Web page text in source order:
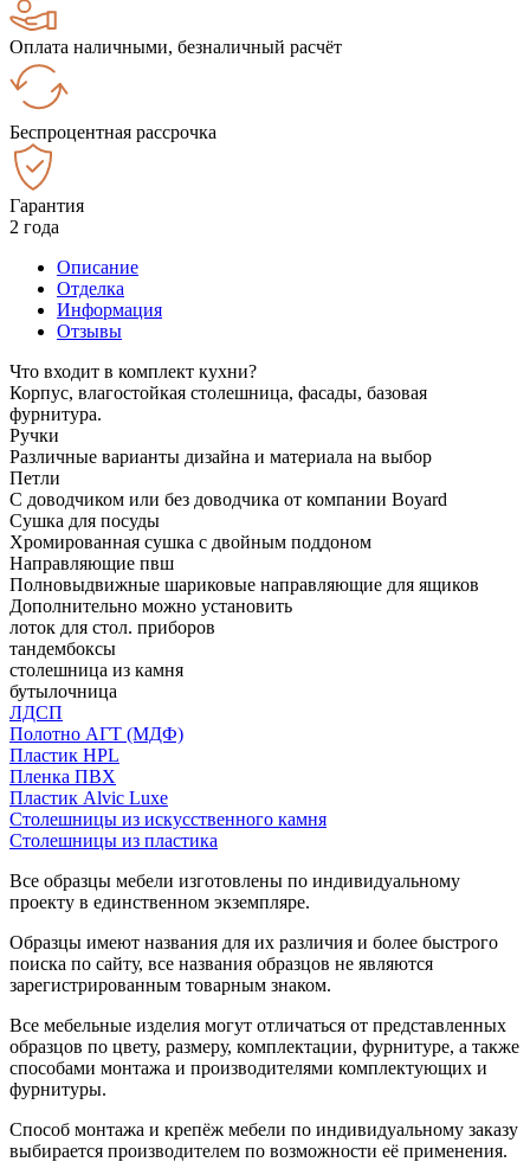
Оплата наличными, безналичный расчёт
Беспроцентная рассрочка
Гарантия
2 года
Описание
Отделка
Информация
Отзывы
Что входит в комплект кухни?
Корпус, влагостойкая столешница, фасады, базовая
фурнитура.
Ручки
Различные варианты дизайна и материала на выбор
Петли
С доводчиком или без доводчика от компании Boyard
Сушка для посуды
Хромированная сушка с двойным поддоном
Направляющие пвш
Полновыдвижные шариковые направляющие для ящиков
Дополнительно можно установить
лоток для стол. приборов
тандембоксы
столешница из камня
бутылочница
ЛДСП
Полотно АГТ (МДФ)
Пластик HPL
Пленка ПВХ
Пластик Alvic Luxe
Столешницы из искусственного камня
Столешницы из пластика
Все образцы мебели изготовлены по индивидуальному
проекту в единственном экземпляре.
Образцы имеют названия для их различия и более быстрого
поиска по сайту, все названия образцов не являются
зарегистрированным товарным знаком.
Все мебельные изделия могут отличаться от представленных
образцов по цвету, размеру, комплектации, фурнитуре, а также
способами монтажа и производителями комплектующих и
фурнитуры.
Способ монтажа и крепёж мебели по индивидуальному заказу
выбирается производителем по возможности её применения.